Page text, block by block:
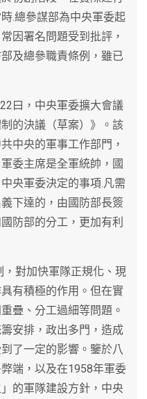
.總參謀部為中央軍委起
因署名問題受到批評，
及總參職責條例，雖已
曰，中央軍委擴大會議
的決議（草案）》。該
中央的軍事工作部門，
委主席是全軍統帥，國
央軍委決定的事項.凡需
下達的，由國防部長簽
防部的分工，更加有利
對加快軍隊正規化、現
有積極的作用。但在實
疊、分工過細等問題。
安排，政出多門，造成
了一定的影響。鑒於八
端，以及在1958年軍委
的軍隊建設方針，中央